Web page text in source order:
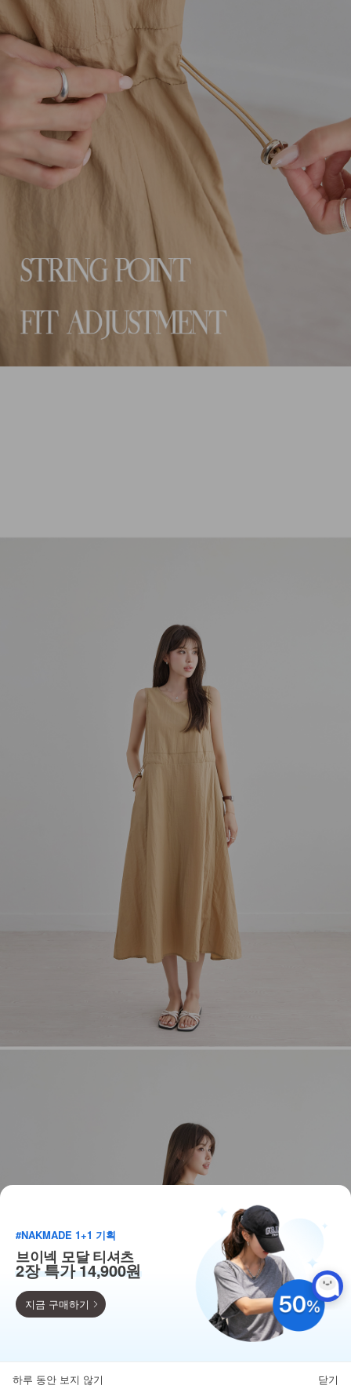
득템찬스
#NAKMADE 1+1 기획
브이넥 모달 티셔츠
2장 특가 14,900원
지금 구매하기
하루 동안 보지 않기 닫기
뒤로가기 카테고리 마이페이지